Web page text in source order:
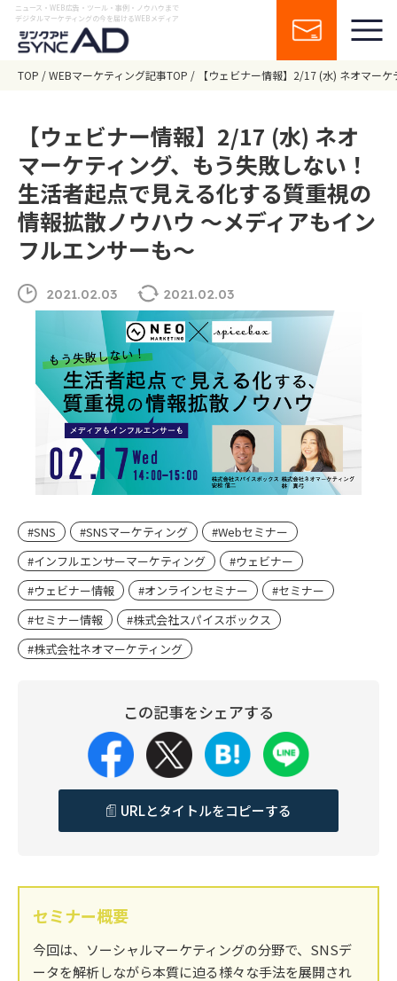
ニュース・WEB広告・ツール・事例・ノウハウまで
デジタルマーケティングの今を届けるWEBメディア
TOP WEBマーケティング記事TOP 【ウェビナー情報】2/17 (水) ネオマー
【ウェビナー情報】2/17 (水) ネオ
マーケティング、もう失敗しない！
生活者起点で見える化する質重視の
情報拡散ノウハウ ～メディアもイン
フルエンサーも～
2021.02.03 2021.02.03
#SNS #SNSマーケティング
#Webセミナー
#インフルエンサーマーケティング
#ウェビナー
#ウェビナー情報
#オンラインセミナー
#セミナー
#セミナー情報
#株式会社スパイスボックス
#株式会社ネオマーケティング
この記事をシェアする
URLとタイトルをコピーする
セミナー概要
今回は、ソーシャルマーケティングの分野で、SNSデ
ータを解析しながら本質に迫る様々な手法を展開され